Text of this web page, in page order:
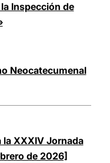
Inspección de
Neocatecumenal
la XXXIV Jornada
de 2026]